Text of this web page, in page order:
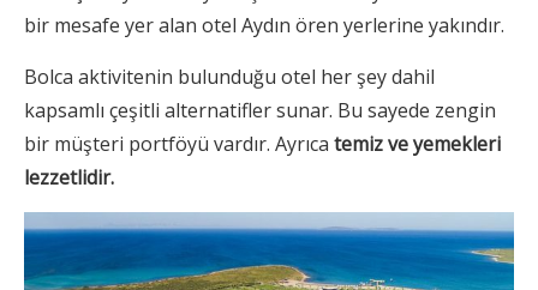
bir mesafe yer alan otel Aydın ören yerlerine yakındır.
Bolca aktivitenin bulunduğu otel her şey dahil
kapsamlı çeşitli alternatifler sunar. Bu sayede zengin
bir müşteri portföyü vardır. Ayrıca temiz ve yemekleri
lezzetlidir.